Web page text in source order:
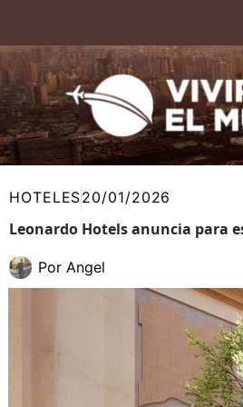
contenido
HOTELES20/01/2026
Leonardo Hotels anuncia para
Por Angel